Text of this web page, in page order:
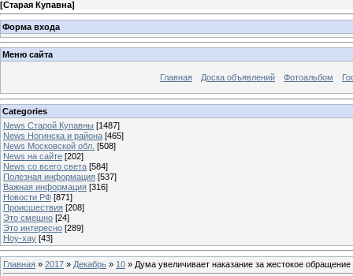
[Старая Купавна]
Форма входа
Меню сайта
Главная Доска объявлений Фотоальбом
Categories
News Старой Купавны [1487]
News Ногинска и района [465]
News Московской обл. [508]
News на сайте [202]
News со всего света [584]
Полезная информация [537]
Важная информация [316]
Новости РФ [871]
Происшествия [208]
Это смешно [24]
Это интересно [289]
Ноу-хау [43]
Главная » 2017 » Декабрь » 10 » Дума увеличивает наказание за жестокое